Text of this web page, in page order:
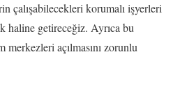
çalışabilecekleri korumalı işyerleri
haline getireceğiz. Ayrıca bu
merkezleri açılmasını zorunlu